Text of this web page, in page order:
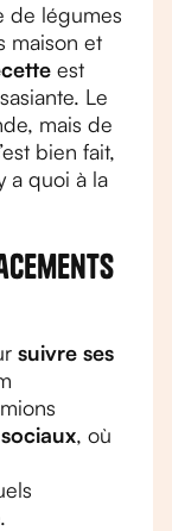
de légumes
maison et
est
Le
mais de
bien fait,
a quoi à la
suivre ses
, où